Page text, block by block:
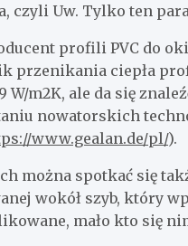
czyli Uw. Tylko ten
profili PVC do
przenikania ciepła
W/m2K, ale da się
nowatorskich
www.gealan.de/pl/).
można spotkać się
wokół szyb, który
mało kto się